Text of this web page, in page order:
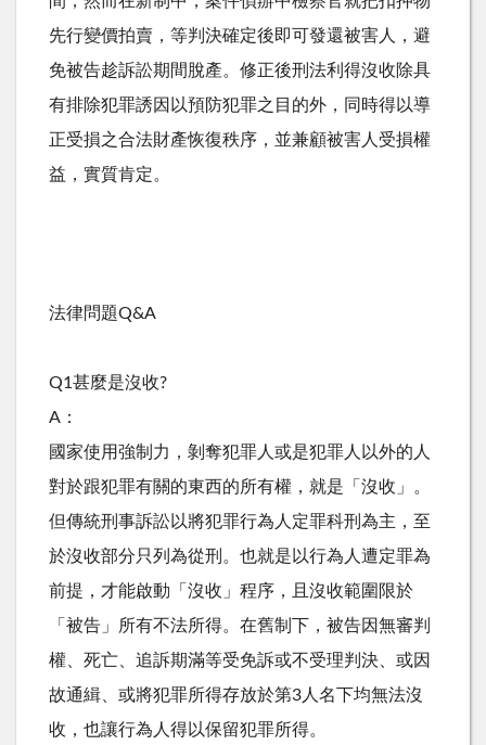
先行變價拍賣，等判決確定後即可發還被害人，避
免被告趁訴訟期間脫產。修正後刑法利得沒收除具
有排除犯罪誘因以預防犯罪之目的外，同時得以導
正受損之合法財產恢復秩序，並兼顧被害人受損權
益，實質肯定。
法律問題Q&A
Q1甚麼是沒收?
A：
國家使用強制力，剝奪犯罪人或是犯罪人以外的人
對於跟犯罪有關的東西的所有權，就是「沒收」。
但傳統刑事訴訟以將犯罪行為人定罪科刑為主，至
於沒收部分只列為從刑。也就是以行為人遭定罪為
前提，才能啟動「沒收」程序，且沒收範圍限於
「被告」所有不法所得。在舊制下，被告因無審判
權、死亡、追訴期滿等受免訴或不受理判決、或因
故通緝、或將犯罪所得存放於第3人名下均無法沒
收，也讓行為人得以保留犯罪所得。